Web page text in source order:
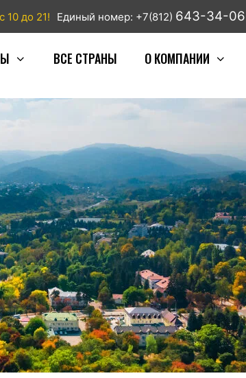
10 до 21! Единый номер: +7(812) 643-34-06
ВСЕ СТРАНЫ О КОМПАНИИ